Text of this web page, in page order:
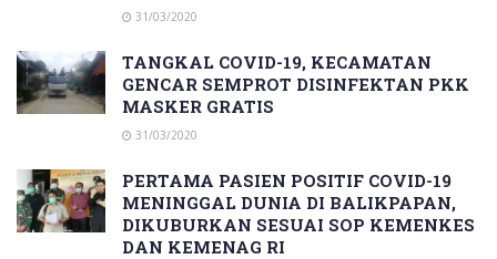
31/03/2020
TANGKAL COVID-19, KECAMATAN
GENCAR SEMPROT DISINFEKTAN PKK
MASKER GRATIS
31/03/2020
PERTAMA PASIEN POSITIF COVID-19
MENINGGAL DUNIA DI BALIKPAPAN,
DIKUBURKAN SESUAI SOP KEMENKES
DAN KEMENAG RI